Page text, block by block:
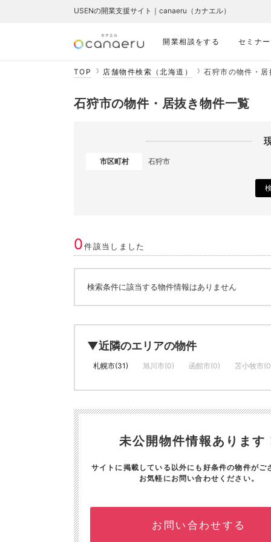
開業相談をする セミナ
USENの開業支援サイト｜canaeru（カナエル）
TOP 店舗物件検索（北海道） 石狩市の物件・
石狩市の物件・居抜き物件一覧
市区町村 石狩市
0件該当しました
検索条件に該当する物件情報はありません
▼近隣のエリアの物件
札幌市(31) 旭川市(0) 函館市(0) 苫小牧市
未公開物件情報あります
サイトに掲載している以外にも好条件の物件がご
お気軽にお問い合わせください。
お問い合わせする